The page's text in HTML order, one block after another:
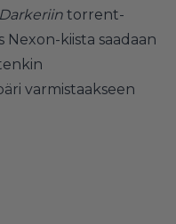
torrent-
kiista saadaan
varmistaakseen